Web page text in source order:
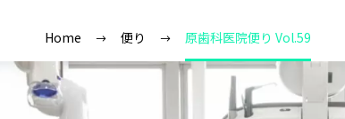
Home 便り 原歯科医院便り Vol.59